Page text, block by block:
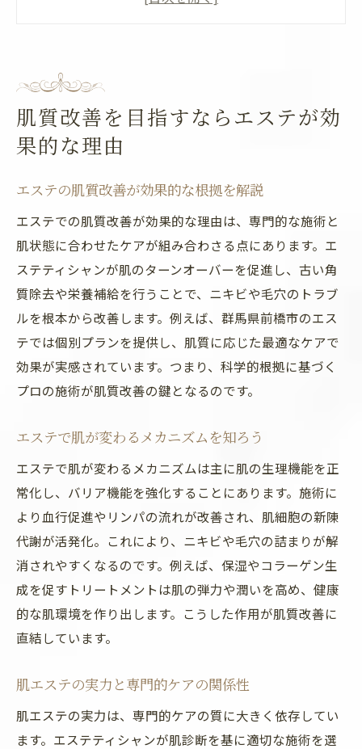
エステ施術後に感じる肌の変化を紹介
エステで肌が綺麗になる過程を解説
肌エステが持つ美しさへのアプローチとは
エステで得られる透明感と潤いの理由
エステだからこその肌変化の秘密とは
ニキビや毛穴悩みに寄り添うエステの実力
エステが叶えるニキビ・毛穴ケアの特徴
肌エステで毛穴とニキビを根本から対策
エステで実感する毛穴ケアと肌質改善
ニキビに悩む方へおすすめのエステ施術
エステで毛穴トラブルが改善する理由
肌が綺麗になるエステ活用の新常識とは
肌が綺麗になるエステ活用法を解説
エステの最新トレンドと肌質改善の関係
肌質改善を目指す新しいエステの選び方
エステ通いの頻度が美肌に与える影響
肌エステで理想の肌を叶えるコツ
エステの新しい肌質改善法をチェック
美容外科とエステの違いを徹底比較してみた
エステと美容外科の効果比較を解説
肌質改善を目指すならエステが効
果的な理由
エステの肌質改善が効果的な根拠を解説
エステでの肌質改善が効果的な理由は、専門的な施術と
肌状態に合わせたケアが組み合わさる点にあります。エ
ステティシャンが肌のターンオーバーを促進し、古い角
質除去や栄養補給を行うことで、ニキビや毛穴のトラブ
ルを根本から改善します。例えば、群馬県前橋市のエス
テでは個別プランを提供し、肌質に応じた最適なケアで
効果が実感されています。つまり、科学的根拠に基づく
プロの施術が肌質改善の鍵となるのです。
エステで肌が変わるメカニズムを知ろう
エステで肌が変わるメカニズムは主に肌の生理機能を正
常化し、バリア機能を強化することにあります。施術に
より血行促進やリンパの流れが改善され、肌細胞の新陳
代謝が活発化。これにより、ニキビや毛穴の詰まりが解
消されやすくなるのです。例えば、保湿やコラーゲン生
成を促すトリートメントは肌の弾力や潤いを高め、健康
的な肌環境を作り出します。こうした作用が肌質改善に
直結しています。
肌エステの実力と専門的ケアの関係性
肌エステの実力は、専門的ケアの質に大きく依存してい
ます。エステティシャンが肌診断を基に適切な施術を選